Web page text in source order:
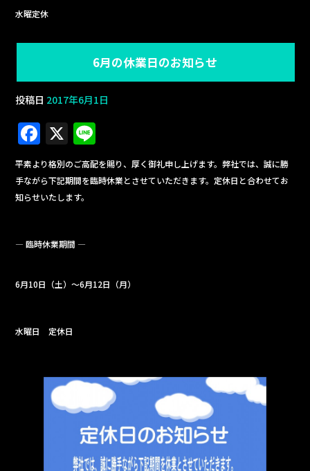
水曜定休
6月の休業日のお知らせ
投稿日 2017年6月1日
F
a
c
e
o
k
X
n
e
平素より格別のご高配を賜り、厚く御礼申し上げます。弊社では、誠に勝
手ながら下記期間を臨時休業とさせていただきます。定休日と合わせてお
知らせいたします。
— 臨時休業期間 —
6月10日（土）～6月12日（月）
水曜日 定休日